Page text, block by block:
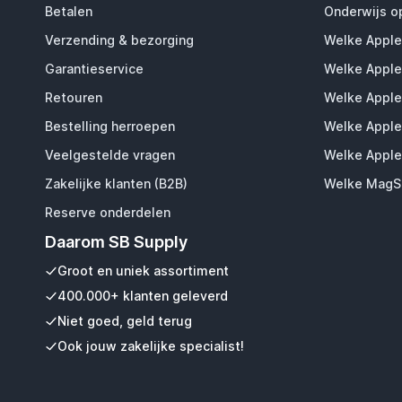
Betalen
Verzending & bezorging
Garantieservice
Retouren
Bestelling herroepen
Veelgestelde vragen
Zakelijke klanten (B2B)
Reserve onderdelen
Daarom SB Supply
Groot en uniek assortiment
400.000+ klanten geleverd
Niet goed, geld terug
Ook jouw zakelijke specialist!
Onderwijs
Welke
Welke
Welke
Welke
Welke
Welke